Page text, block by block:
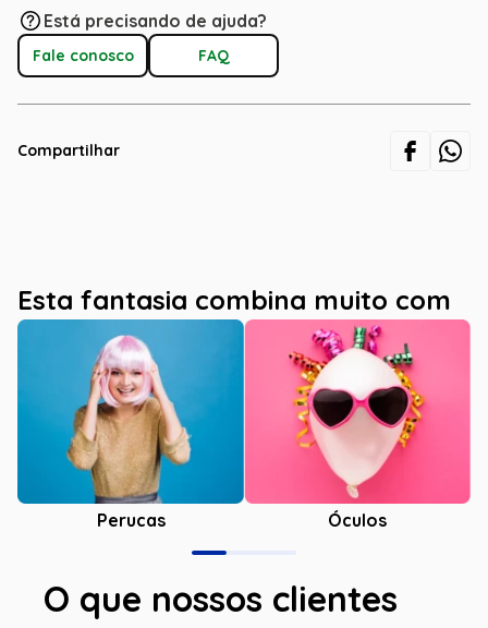
Está precisando de ajuda?
Fale conosco FAQ
Compartilhar
Esta fantasia combina muito com
Perucas Óculos
O que nossos clientes